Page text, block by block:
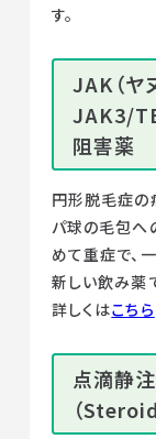
す。
JAK（ヤ
JAK3/
阻害薬
円形脱毛症の
パ球の毛包へ
めて重症で、
新しい飲み薬
詳しくはこちら
点滴静
（